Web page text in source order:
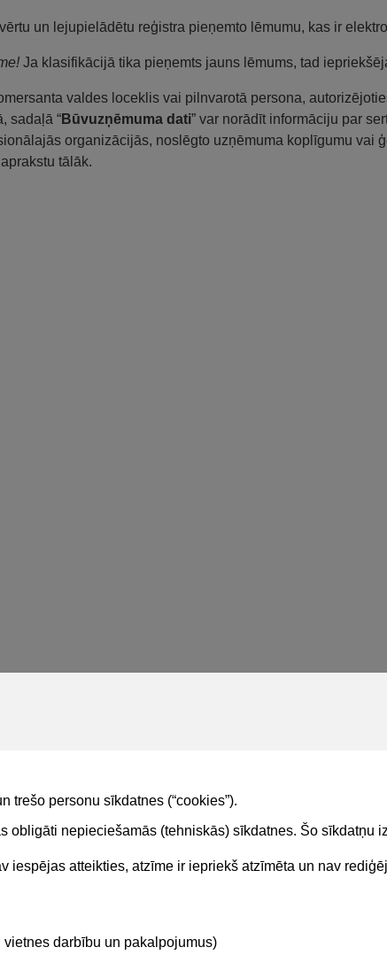
trešo personu sīkdatnes (“cookies”).
obligāti nepieciešamās (tehniskās) sīkdatnes. Šo sīkdatņu
iespējas atteikties, atzīme ir iepriekš atzīmēta un nav
darbību un pakalpojumus)
un lejupielādētu reģistra pieņemto lēmumu, kas ir
Ja klasifikācijā tika pieņemts jauns lēmums, tad
valdes loceklis vai pilnvarotā persona,
sadaļā “Būvuzņēmuma dati” var norādīt informāciju par
organizācijās, noslēgto uzņēmuma koplīgumu vai
tālāk.
BIS atbalsta dienesta tālrunis: